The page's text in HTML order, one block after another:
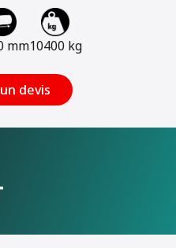
mm10400 kg
devis